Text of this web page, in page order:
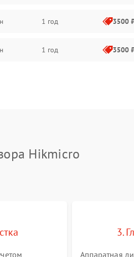
1 год 3500
1 год 3500
Hikmicro
3.
Аппаратная